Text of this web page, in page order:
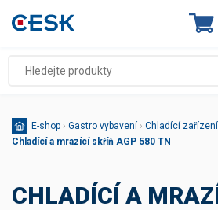
E-shop › Gastro vybavení › Chladící zařízení
Chladící a mrazící skříň AGP 580 TN
CHLADÍCÍ A